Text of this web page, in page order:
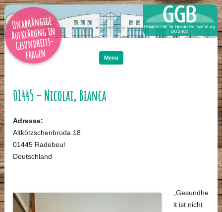
Unabhängige
Aufklärung in
Gesundheits-
fragen Menü
01445 – Nicolai, Bianca
Adresse:
Altkötzschenbroda 18
01445 Radebeul
Deutschland
„Gesundhe
it ist nicht